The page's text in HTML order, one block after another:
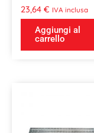
23,64 € IVA inclusa
Aggiungi al
carrello